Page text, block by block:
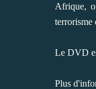
Afrique,
terrorisme
Le DVD
Plus